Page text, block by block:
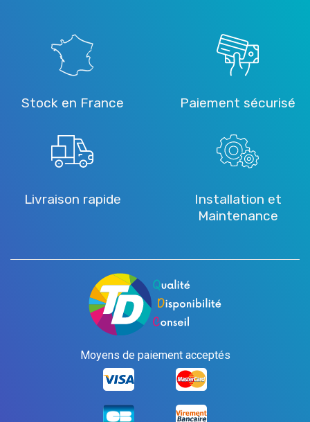
Stock en France Paiement sécurisé
Livraison rapide
Installation et
Maintenance
Moyens de paiement acceptés